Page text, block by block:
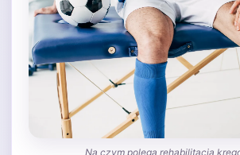
Na czym polega rehabilitacja